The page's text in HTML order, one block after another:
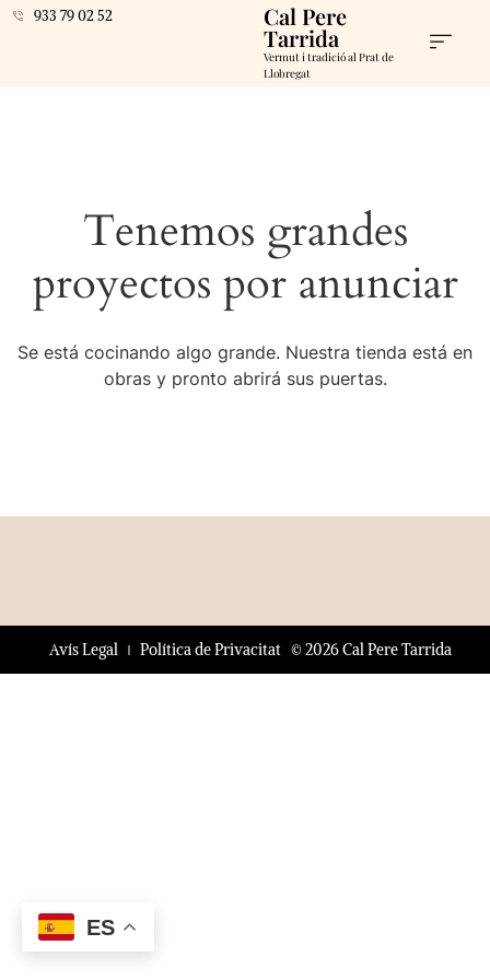
933 79 02 52 Cal Pere
Tarrida
Vermut i tradició al Prat de
Llobregat
Tenemos grandes
proyectos por anunciar
Se está cocinando algo grande. Nuestra tienda está en
obras y pronto abrirá sus puertas.
© 2026 Cal Pere Tarrida
Avís Legal Política de Privacitat
ES